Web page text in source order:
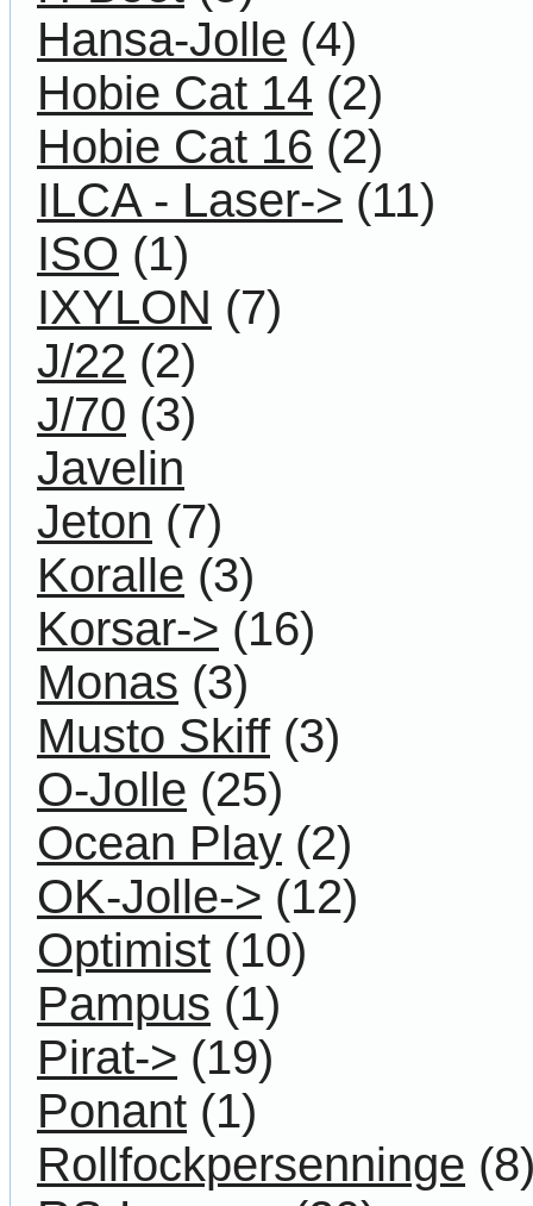
Hansa-Jolle (4)
Hobie Cat 14 (2)
Hobie Cat 16 (2)
ILCA - Laser-> (11)
ISO (1)
IXYLON (7)
J/22 (2)
J/70 (3)
Javelin
Jeton (7)
Koralle (3)
Korsar-> (16)
Monas (3)
Musto Skiff(3)
O-Jolle (25)
Ocean Play (2)
OK-Jolle-> (12)
Optimist (10)
Pampus (1)
Pirat-> (19)
Ponant (1)
Rollfockpersenninge